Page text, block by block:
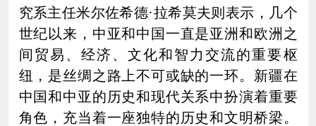
究系主任米尔佐希德·拉希莫夫则表示，几个
世纪以来，中亚和中国一直是亚洲和欧洲之
间贸易、经济、文化和智力交流的重要枢
纽，是丝绸之路上不可或缺的一环。新疆在
中国和中亚的历史和现代关系中扮演着重要
角色，充当着一座独特的历史和文明桥梁。